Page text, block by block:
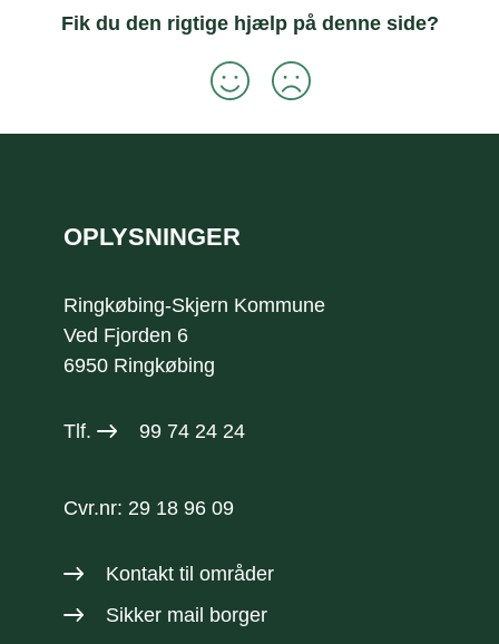
Fik du den rigtige hjælp på denne side?
OPLYSNINGER
Ringkøbing-Skjern Kommune
Ved Fjorden 6
6950 Ringkøbing
Tlf. 99 74 24 24
Cvr.nr: 29 18 96 09
Kontakt til områder
Sikker mail borger